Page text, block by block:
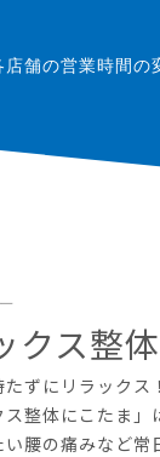
舗の営業時間の
クス整
ずにリラックス！
ス整体にこたま
い腰の痛みなど